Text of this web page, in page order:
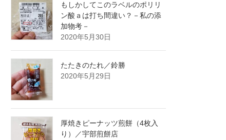
もしかしてこのラベルのポリリ
ン酸ａは打ち間違い？－私の添
加物考－
2020年5月30日
たたきのたれ／鈴勝
2020年5月29日
厚焼きピーナッツ煎餅（4枚入
り）／宇部煎餅店